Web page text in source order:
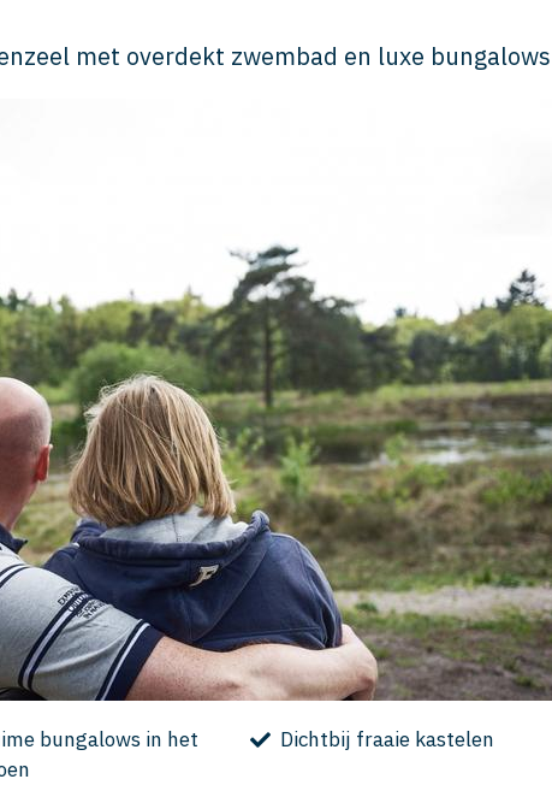
met overdekt zwembad en luxe bungalows
bungalows in het
Dichtbij fraaie kastelen